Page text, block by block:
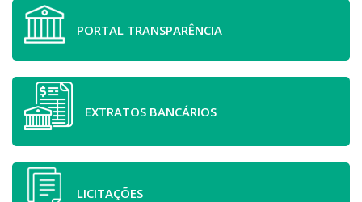
PORTAL TRANSPARÊNCIA
EXTRATOS BANCÁRIOS
LICITAÇÕES